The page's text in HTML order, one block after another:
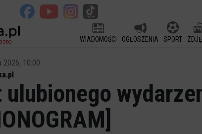
WIADOMOŚCI OGŁOSZENIA SPORT
2026, 10:00
ulubionego